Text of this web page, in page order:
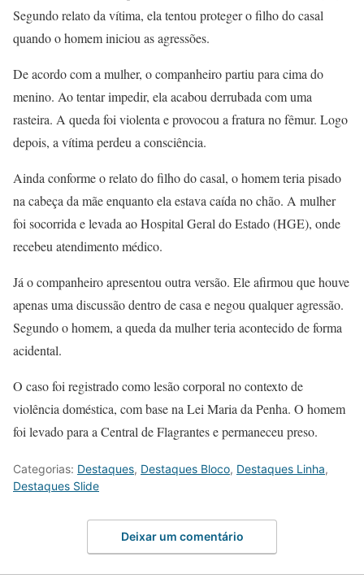
Segundo relato da vítima, ela tentou proteger o filho do casal
quando o homem iniciou as agressões.
De acordo com a mulher, o companheiro partiu para cima do
menino. Ao tentar impedir, ela acabou derrubada com uma
rasteira. A queda foi violenta e provocou a fratura no fêmur. Logo
depois, a vítima perdeu a consciência.
Ainda conforme o relato do filho do casal, o homem teria pisado
na cabeça da mãe enquanto ela estava caída no chão. A mulher
foi socorrida e levada ao Hospital Geral do Estado (HGE), onde
recebeu atendimento médico.
Já o companheiro apresentou outra versão. Ele afirmou que houve
apenas uma discussão dentro de casa e negou qualquer agressão.
Segundo o homem, a queda da mulher teria acontecido de forma
acidental.
O caso foi registrado como lesão corporal no contexto de
violência doméstica, com base na Lei Maria da Penha. O homem
foi levado para a Central de Flagrantes e permaneceu preso.
Categorias: Destaques, Destaques Bloco, Destaques Linha,
Destaques Slide
Deixar um comentário